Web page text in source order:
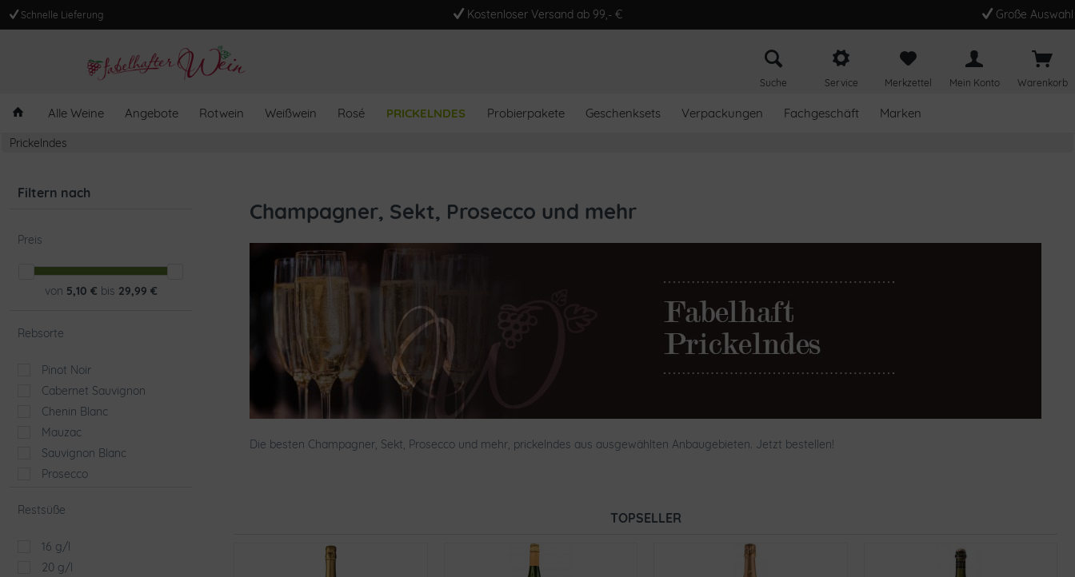
Schnelle Lieferung Kostenloser Versand ab 99,- € Große Auswahl
Suche Service Merkzettel Mein Konto Warenkorb
Alle Weine Angebote Rotwein Weißwein Rosé PRICKELNDES Probierpakete Geschenksets Verpackungen Fachgeschäft Marken
Prickelndes
Filtern nach
Preis
von 5,10 € bis 29,99 €
Rebsorte
Pinot Noir
Cabernet Sauvignon
Chenin Blanc
Mauzac
Sauvignon Blanc
Prosecco
Merlot
Chardonnay
Restsüße
16 g/l
20 g/l
Champagner, Sekt, Prosecco und mehr
Die besten Champagner, Sekt, Prosecco und mehr, prickelndes aus ausgewählten Anbaugebieten. Jetzt bestellen!
TOPSELLER